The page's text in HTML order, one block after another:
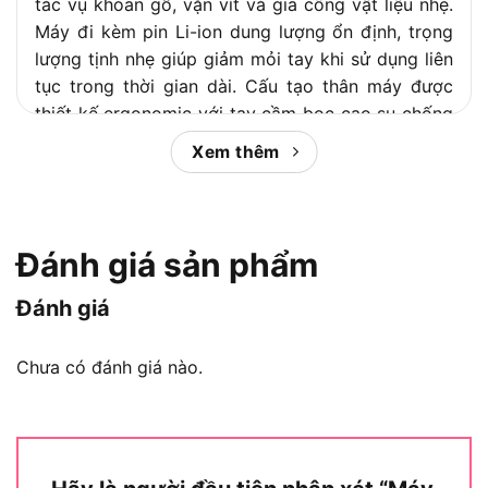
Máy đi kèm pin Li-ion dung lượng ổn định, trọng
lượng tịnh nhẹ giúp giảm mỏi tay khi sử dụng liên
tục trong thời gian dài. Cấu tạo thân máy được
thiết kế ergonomic với tay cầm bọc cao su chống
trượt, phù hợp cả người dùng chuyên nghiệp lẫn
người mới bắt đầu.
của phân khúc máy khoan pin 12V, sản phẩm này
cạnh tranh trực tiếp với các tên tuổi như Ingco,
Bosch và Makita. Bài viết dưới đây
sẽ phân tích toàn diện từ định nghĩa, thông số kỹ
đến so sánh đối chiếu, giúp bạn đưa ra quyết định
Xem thêm
Đánh giá sản phẩm
Đánh giá
Chưa có đánh giá nào.